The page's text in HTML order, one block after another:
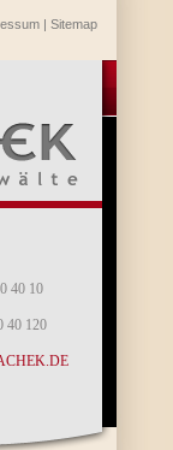
| Sitemap
40 10
40 120